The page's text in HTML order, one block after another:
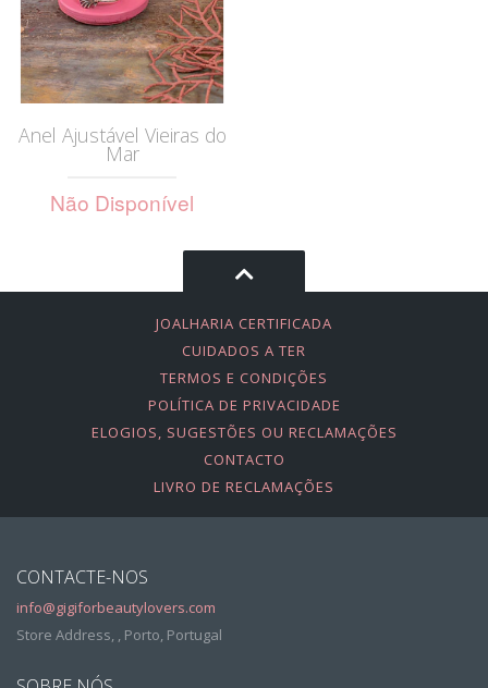
Anel Ajustável Vieiras do
Mar
Não Disponível
JOALHARIA CERTIFICADA
CUIDADOS A TER
TERMOS E CONDIÇÕES
POLÍTICA DE PRIVACIDADE
ELOGIOS, SUGESTÕES OU RECLAMAÇÕES
CONTACTO
LIVRO DE RECLAMAÇÕES
CONTACTE-NOS
info@gigiforbeautylovers.com
Store Address, , Porto, Portugal